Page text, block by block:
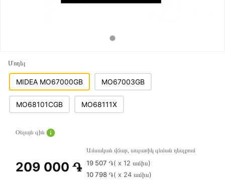
Մոդել
MIDEA MO67000GB MO67003GB
MO68101CGB MO68111X
Օնլայն գին
209 000 ֏
Ամսական վճար, ապառիկ գնման դեպքում
19 507 ֏( x 12 ամիս)
10 798 ֏( x 24 ամիս)